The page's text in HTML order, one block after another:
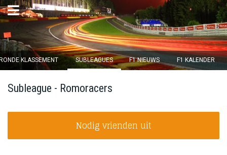
×
15d :
KLASSEMENT SUBLEAGUES F1 NIEUWS F1 KALENDER
Subleague - Romoracers
Nodig vrienden uit